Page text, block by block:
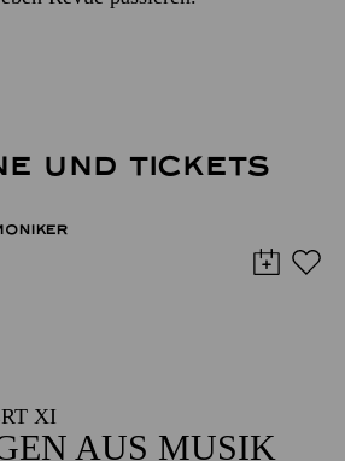
UND TICKETS
XI
AUS MUSIK